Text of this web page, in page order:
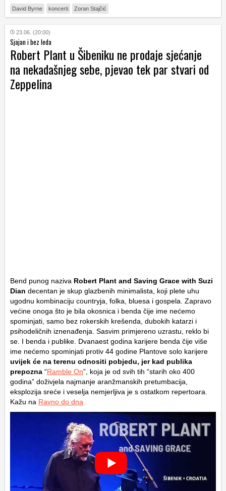
David Byrne koncerti Zoran Stajčić
23.06. (20:00)
Sjajan i bez leda
Robert Plant u Šibeniku ne prodaje sjećanje
na nekadašnjeg sebe, pjevao tek par stvari od
Zeppelina
Bend punog naziva Robert Plant and Saving Grace with Suzi
Dian decentan je skup glazbenih minimalista, koji plete uhu
ugodnu kombinaciju countryja, folka, bluesa i gospela. Zapravo
većine onoga što je bila okosnica i benda čije ime nećemo
spominjati, samo bez rokerskih krešenda, dubokih katarzi i
psihodeličnih iznenađenja. Sasvim primjereno uzrastu, reklo bi
se. I benda i publike. Dvanaest godina karijere benda čije više
ime nećemo spominjati protiv 44 godine Plantove solo karijere
uvijek će na terenu odnositi pobjedu, jer kad publika
prepozna “Ramble On”, koja je od svih tih “starih oko 400
godina” doživjela najmanje aranžmanskih pretumbacija,
eksplozija sreće i veselja nemjerljiva je s ostatkom repertoara.
Kažu na Ravno do dna